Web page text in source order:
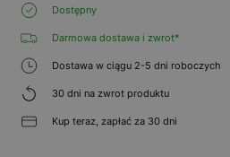
Dostępny
Darmowa dostawa i zwrot*
Dostawa w ciągu 2-5 dni roboczych
30 dni na zwrot produktu
Kup teraz, zapłać za 30 dni